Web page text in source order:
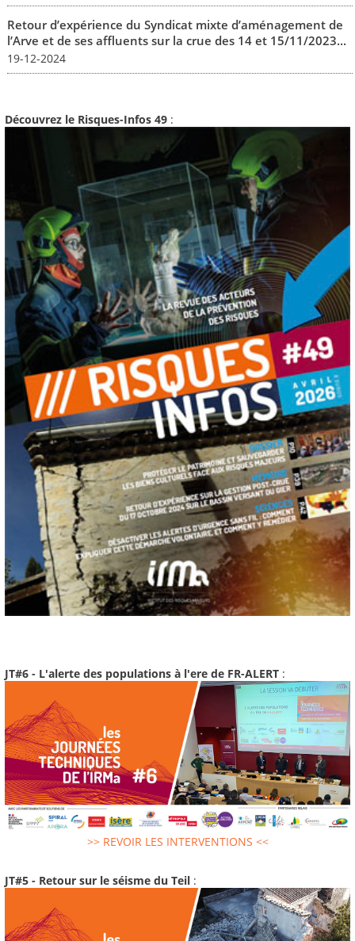
Retour d’expérience du Syndicat mixte d’aménagement de
l’Arve et de ses affluents sur la crue des 14 et 15/11/2023...
19-12-2024
Découvrez le Risques-Infos 49 :
JT#6 - L'alerte des populations à l'ere de FR-ALERT :
>> REVOIR LES INTERVENTIONS <<
JT#5 - Retour sur le séisme du Teil :